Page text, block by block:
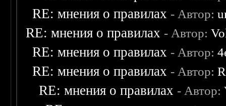
RE: мнения о правилах - Автор:
RE: мнения о правилах - Автор:
RE: мнения о правилах - Автор:
RE: мнения о правилах - Автор:
RE: мнения о правилах - Автор: